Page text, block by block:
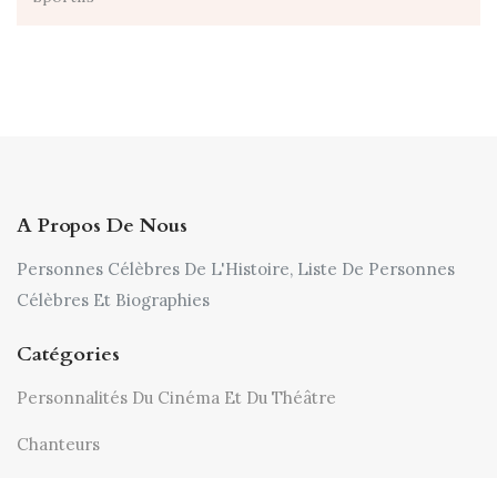
A Propos De Nous
Personnes Célèbres De L'Histoire, Liste De Personnes
Célèbres Et Biographies
Catégories
Personnalités Du Cinéma Et Du Théâtre
Chanteurs